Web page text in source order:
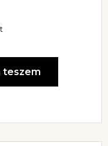
teszem